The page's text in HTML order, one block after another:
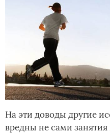
На эти доводы другие
вредны не сами занятия